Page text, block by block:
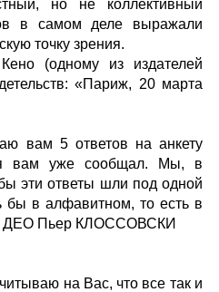
но не коллективный
в самом деле выражали
точку зрения.
(одному из издателей
«Париж, 20 марта
вам 5 ответов на анкету
вам уже сообщал. Мы, в
эти ответы шли под одной
бы в алфавитном, то есть в
ДЕО Пьер КЛОССОВСКИ
на Вас, что все так и